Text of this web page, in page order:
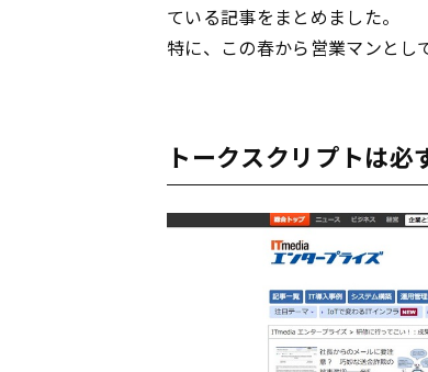
ている記事をまとめました。
特に、この春から営業マンとし
トークスクリプトは必